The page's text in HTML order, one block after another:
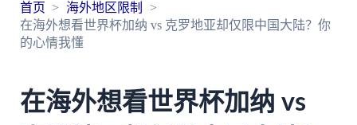
首页
海外地区限制
在海外想看世界杯加纳 vs 克罗地亚却仅限中国大陆？你
的心情我懂
在海外想看世界杯加纳 vs